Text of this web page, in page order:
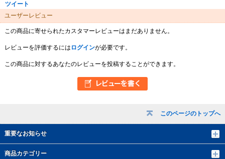
このページのトップへ
重要なお知らせ
商品カテゴリー
ツイート
ユーザーレビュー
この商品に寄せられたカスタマーレビューはまだありません。
レビューを評価するには ログインが必要です。
この商品に対するあなたのレビューを投稿することができます。